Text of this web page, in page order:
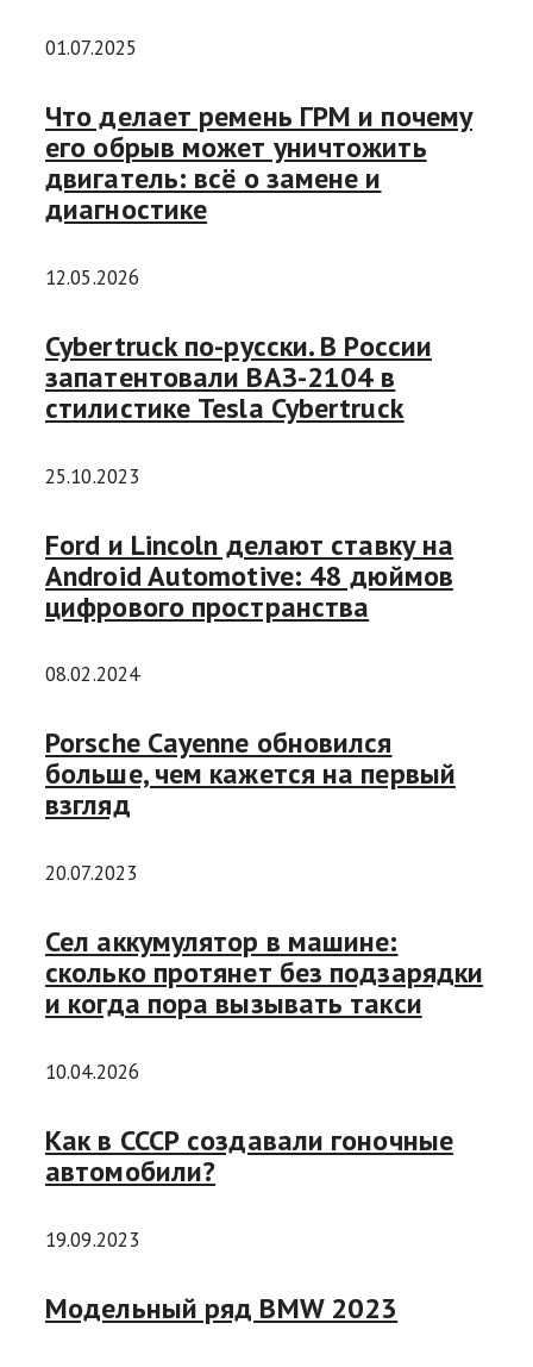
01.07.2025
Что делает ремень ГРМ и почему
его обрыв может уничтожить
двигатель: всё о замене и
диагностике
12.05.2026
Cybertruck по-русски. В России
запатентовали ВАЗ-2104 в
стилистике Tesla Cybertruck
25.10.2023
Ford и Lincoln делают ставку на
Android Automotive: 48 дюймов
цифрового пространства
08.02.2024
Porsche Cayenne обновился
больше, чем кажется на первый
взгляд
20.07.2023
Сел аккумулятор в машине:
сколько протянет без подзарядки
и когда пора вызывать такси
10.04.2026
Как в СССР создавали гоночные
автомобили?
19.09.2023
Модельный ряд BMW 2023